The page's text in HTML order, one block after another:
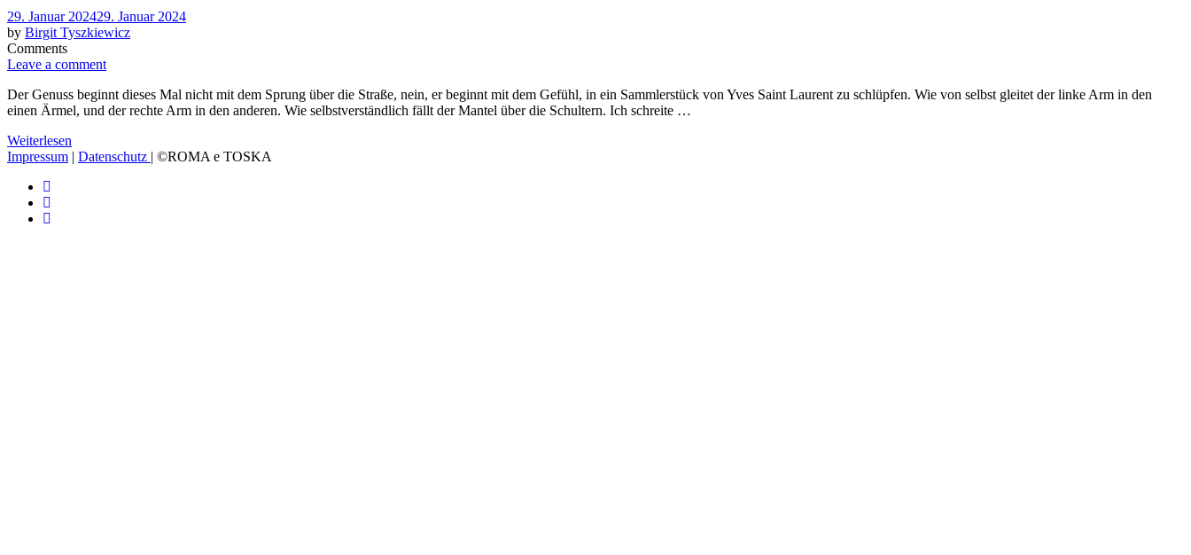
Posted
on
29. Januar 202429. Januar 2024
by Birgit Tyszkiewicz
Comments
Leave a comment
Der Genuss beginnt dieses Mal nicht mit dem Sprung über die Straße, nein, er beginnt mit dem Gefühl, in ein Sammlerstück von Yves Saint Laurent zu schlüpfen. Wie von selbst gleitet der linke Arm in den
einen Ärmel, und der rechte Arm in den anderen. Wie selbstverständlich fällt der Mantel über die Schultern. Ich schreite …
Weiterlesen
Impressum | Datenschutz | ©ROMA e TOSKA